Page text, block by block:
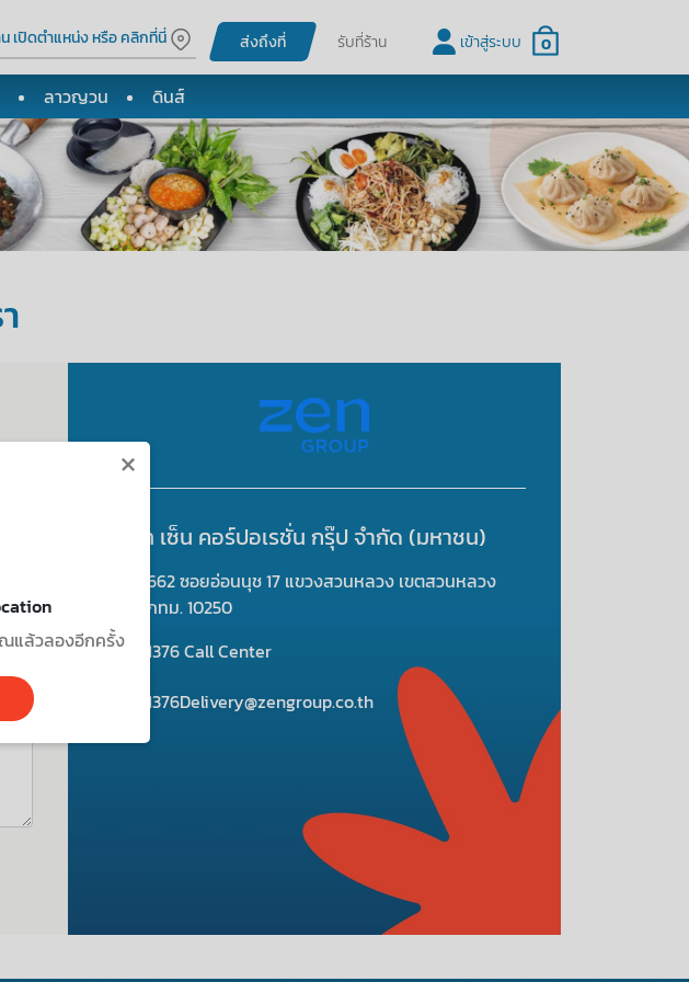
เข้าสู่ระบบ 0
เปิดตำแหน่ง หรือ คลิกที่นี่ ส่งถึงที่ รับที่ร้าน
ลาวญวน ดินส์
บริษัท เซ็น คอร์ปอเรชั่น กรุ๊ป จํากัด (มหาชน)
662 ซอยอ่อนนุช 17 แขวงสวนหลวง เขตสวนหลวง
กทม. 10250
1376Call Center
1376Delivery@zengroup.co.th
×
แล้วลองอีกครั้ง